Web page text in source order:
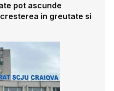
pot ascunde
in greutate si